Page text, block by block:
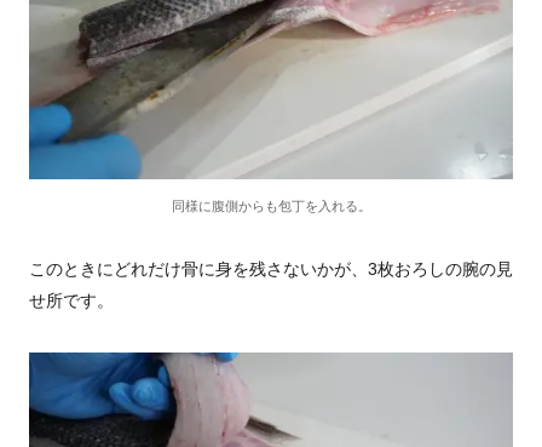
同様に腹側からも包丁を入れる。
このときにどれだけ骨に身を残さないかが、3枚おろしの腕の見
せ所です。